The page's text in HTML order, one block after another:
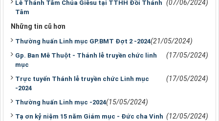
Lễ Thánh Tâm Chúa Giêsu tại TTHH Đồi Thánh
Tâm
(07/06/2024)
Những tin cũ hơn
Thường huấn Linh mục GP.BMT Đợt 2 -2024(21/05/2024)
Gp. Ban Mê Thuột - Thánh lễ truyền chức linh
mục
(17/05/2024)
Trực tuyến Thánh lễ truyền chức Linh mục
-2024
(17/05/2024)
Thường huấn Linh mục -2024(15/05/2024)
Tạ ơn kỷ niệm 15 năm Giám mục - Đức cha Vinh (12/05/2024)